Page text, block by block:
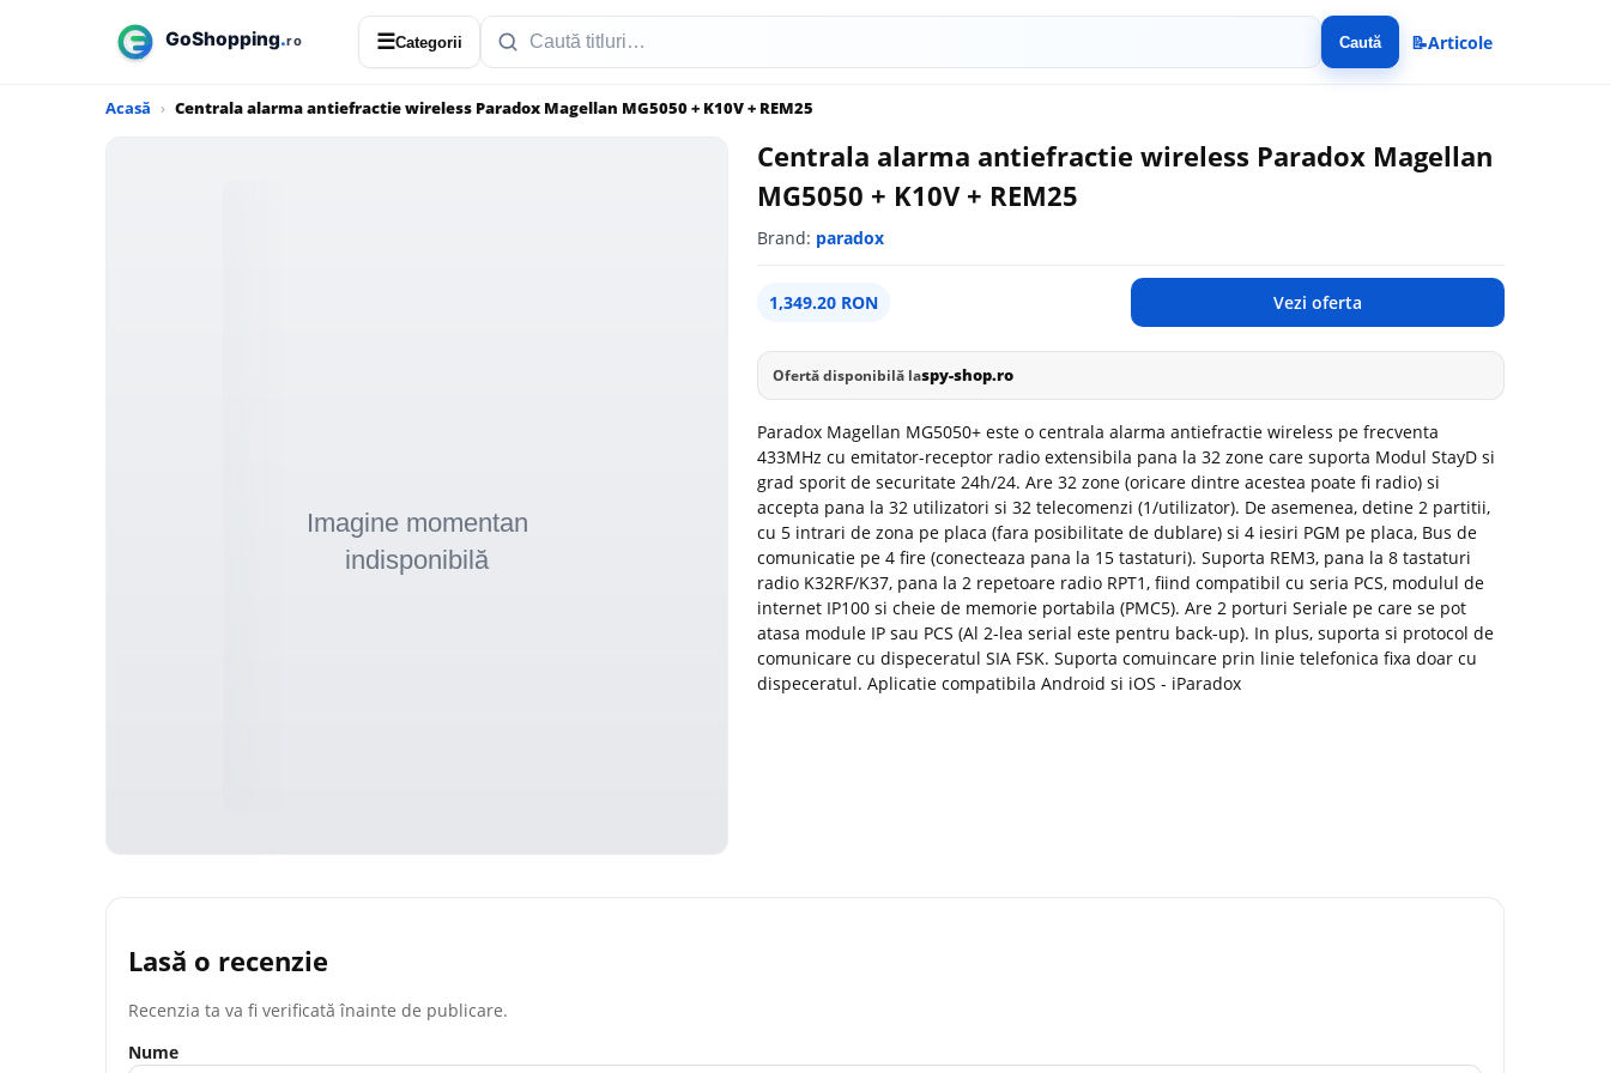
☰Categorii Caută 📝Articole
Acasă Centrala alarma antiefractie wireless Paradox Magellan MG5050 + K10V + REM25
Centrala alarma antiefractie wireless Paradox Magellan
MG5050 + K10V + REM25
Brand: paradox
1,349.20 RON Vezi oferta
Ofertă disponibilă laspy-shop.ro
Paradox Magellan MG5050+ este o centrala alarma antiefractie wireless pe frecventa
433MHz cu emitator-receptor radio extensibila pana la 32 zone care suporta Modul StayD si
grad sporit de securitate 24h/24. Are 32 zone (oricare dintre acestea poate fi radio) si
accepta pana la 32 utilizatori si 32 telecomenzi (1/utilizator). De asemenea, detine 2 partitii,
cu 5 intrari de zona pe placa (fara posibilitate de dublare) si 4 iesiri PGM pe placa, Bus de
comunicatie pe 4 fire (conecteaza pana la 15 tastaturi). Suporta REM3, pana la 8 tastaturi
radio K32RF/K37, pana la 2 repetoare radio RPT1, fiind compatibil cu seria PCS, modulul de
internet IP100 si cheie de memorie portabila (PMC5). Are 2 porturi Seriale pe care se pot
atasa module IP sau PCS (Al 2-lea serial este pentru back-up). In plus, suporta si protocol de
comunicare cu dispeceratul SIA FSK. Suporta comuincare prin linie telefonica fixa doar cu
dispeceratul. Aplicatie compatibila Android si iOS - iParadox
Lasă o recenzie
Recenzia ta va fi verificată înainte de publicare.
Nume